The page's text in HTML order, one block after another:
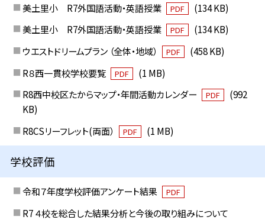
美土里小 R7外国語活動・英語授業
PDF
(134 KB)
美土里小 R7外国語活動・英語授業
PDF
(134 KB)
ウエストドリームプラン （全体・地域）
PDF
(458 KB)
R８西一貫校学校要覧
PDF
(1 MB)
R8西中校区たからマップ・年間活動カレンダー
PDF
(992
KB)
R8CSリーフレット(両面）
PDF (1 MB)
学校評価
令和７年度学校評価アンケート結果 PDF
R7 ４校を総合した結果分析と今後の取り組みについて